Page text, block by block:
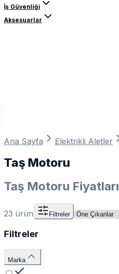
İş Güvenliği
Aksesuarlar
Ana Sayfa Elektrikli Aletler
Taş Motoru
Taş Motoru Fiyatları
23 ürün Filtreler
Filtreler
Marka